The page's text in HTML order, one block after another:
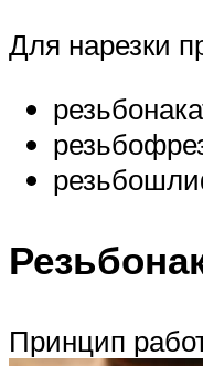
Для нарезки
Принцип